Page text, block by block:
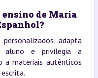
ensino de Maria
adapta
e privilegia a
a materiais autênticos